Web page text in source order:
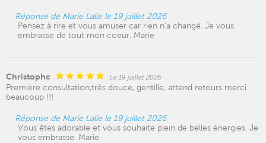
Réponse de Marie Lalie le 19 juillet 2026
Pensez à rire et vous amuser car rien n'a changé. Je vous
embrasse de tout mon coeur. Marie
Christophe Le 19 juillet 2026
Première consultation,très douce, gentille, attend retours merci
beaucoup !!!
Réponse de Marie Lalie le 19 juillet 2026
Vous êtes adorable et vous souhaite plein de belles énergies. Je
vous embrasse. Marie